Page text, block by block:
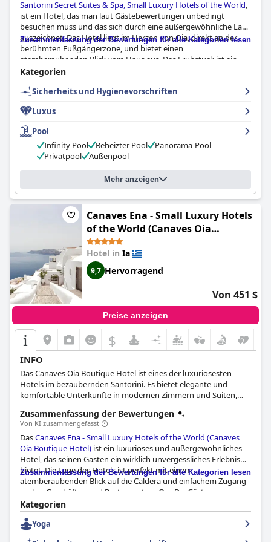
Santorini Secret Suites & Spa, Small Luxury Hotels of the World,
ist ein Hotel, das man laut Gästebewertungen unbedingt
besuchen muss und das sich durch eine außergewöhnliche Lage
auszeichnet. Das Hotel liegt im Herzen von Oia, direkt an der
berühmten Fußgängerzone, und bietet einen
atemberaubenden Blick vom Haus aus. Das Frühstück ist ein
hervorstechendes Merkmal und die Gäste loben die Qualität
und die Vielfalt der Optionen. Die Zimmer sind wunderbar,
sauber, komfortabel und geräumig und bieten eine
bietet einen tollen Service und ist immer bereit, den Gästen zu
helfen. Der Pool erhält gemischte Bewertungen, aber diejenigen,
die ihn genießen, finden, dass er ein Höhepunkt ihres
Aufenthalts ist. Insgesamt bietet das Hotel luxuriöse
Unterkünfte, die Gäste mit offenen Armen empfangen werden.
Zusammenfassung der Bewertungen für alle Kategorien lesen
Kategorien
Sicherheits und Hygienevorschriften
Luxus
Pool
Infinity Pool
Beheizter Pool
Panorama-Pool
Privatpool
Außenpool
Mehr anzeigen
Canaves Ena - Small Luxury Hotels
of the World (Canaves Oia
Boutique Hotel)
Hotel in Ia
9,7 Hervorragend
Von 451 $
Preise anzeigen
$
INFO
Das Canaves Oia Boutique Hotel ist eines der luxuriösesten
Hotels im bezaubernden Santorini. Es bietet elegante und
komfortable Unterkünfte in modernen Zimmern und Suiten,
mit Blick auf das endlose Meer, ein erstklassiges Spa- und
Fitnesscenter sowie einen zentralen Pool und verschiedene
private Pools, in denen die Gäste ein erfrischendes Bad nehmen
können, während sie den atemberaubenden Meerblick
genießen.
Zusammenfassung der Bewertungen
Von KI zusammengefasst
DasCanaves Ena - Small Luxury Hotels of the World (Canaves
Oia Boutique Hotel) ist ein luxuriöses und außergewöhnliches
Hotel, das seinen Gästen ein wirklich unvergessliches Erlebnis
bietet. Die Lage des Hotels ist perfekt mit einem
atemberaubenden Blick auf die Caldera und einfachem Zugang
zu den Geschäften und Restaurants in Oia. Die Gäste
schwärmen von den außergewöhnlichen Frühstücks- und
Abendessensoptionen, wobei das Restaurant sehr zu empfehlen
ist. Die Zimmer sind geräumig, sauber und komfortabel, viele
Zusammenfassung der Bewertungen für alle Kategorien lesen
Kategorien
Yoga